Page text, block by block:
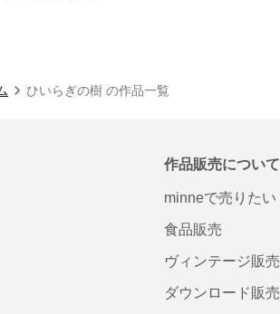
ひいらぎの樹 の作品一覧
作品販売について
minneで売りたい
食品販売
ヴィンテージ販売
ダウンロード販売